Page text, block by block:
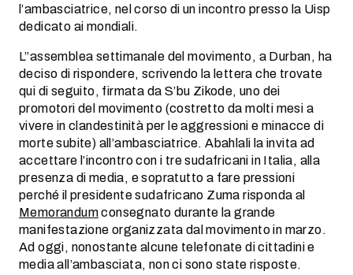
l’ambasciatrice, nel corso di un incontro presso la Uisp
dedicato ai mondiali.
L”assemblea settimanale del movimento, a Durban, ha
deciso di rispondere, scrivendo la lettera che trovate
qui di seguito, firmata da S’bu Zikode, uno dei
promotori del movimento (costretto da molti mesi a
vivere in clandestinità per le aggressioni e minacce di
morte subite) all’ambasciatrice. Abahlali la invita ad
accettare l’incontro con i tre sudafricani in Italia, alla
presenza di media, e sopratutto a fare pressioni
perché il presidente sudafricano Zuma risponda al
Memorandumconsegnato durante la grande
manifestazione organizzata dal movimento in marzo.
Ad oggi, nonostante alcune telefonate di cittadini e
media all’ambasciata, non ci sono state risposte.